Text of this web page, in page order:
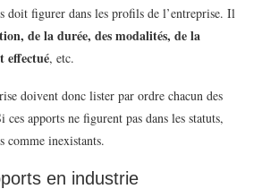
doit figurer dans les profils de l’entreprise. Il
de la durée, des modalités, de la
effectué, etc.
doivent donc lister par ordre chacun des
apports ne figurent pas dans les statuts,
comme inexistants.
en industrie